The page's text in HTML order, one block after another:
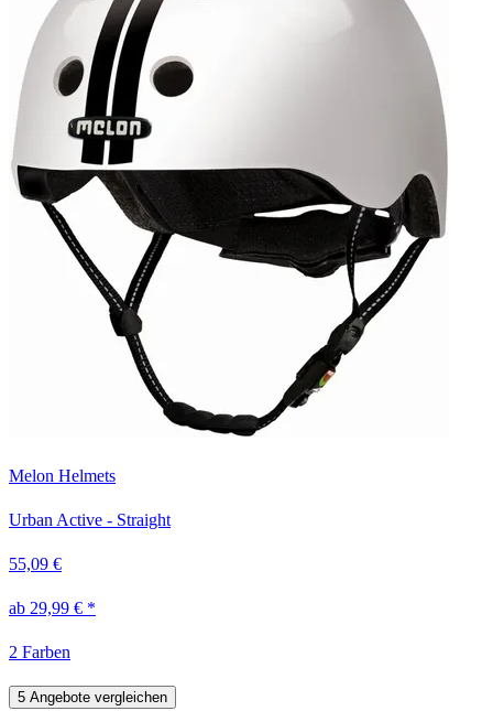
Melon Helmets
Urban Active - Straight
55,09 €
ab 29,99 € *
2 Farben
5 Angebote vergleichen